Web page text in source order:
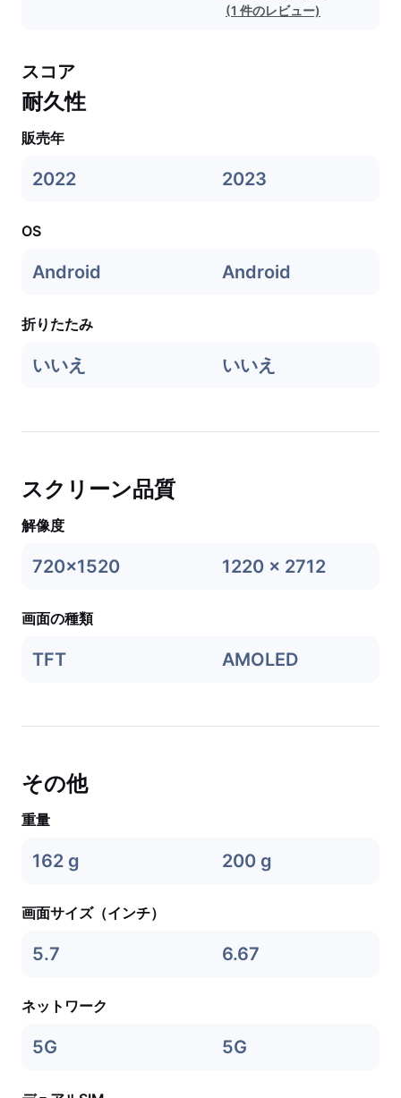
(1 件のレビュー)
スコア
耐久性
販売年
2022 2023
OS
Android Android
折りたたみ
いいえ いいえ
スクリーン品質
解像度
720x1520 1220 x 2712
画面の種類
TFT AMOLED
その他
重量
162 g 200 g
画面サイズ（インチ）
5.7 6.67
ネットワーク
5G 5G